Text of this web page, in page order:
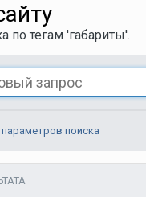
по тегам 'габариты'.
поиска